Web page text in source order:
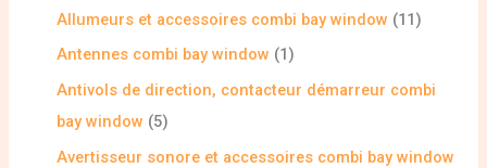
Allumeurs et accessoires combi bay window
11
Antennes combi bay window
1
Antivols de direction, contacteur démarreur combi
bay window
5
Avertisseur sonore et accessoires combi bay window